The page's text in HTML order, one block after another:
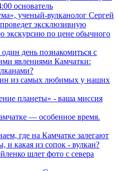
основатель
ученый-вулканолог Сергей
эксклюзивную
экскурсию по цене обычного
день познакомиться с
явлениями Камчатки:
из самых любимых у наших
планеты» - ваша миссия
— особенное время.
где на Камчатке залегают
и какая из сопок - вулкан?
шлет фото с севера